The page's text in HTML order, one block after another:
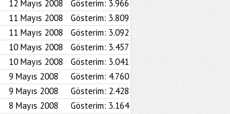
12 Mayıs 2008 Gösterim: 3.966
11 Mayıs 2008 Gösterim: 3.809
11 Mayıs 2008 Gösterim: 3.092
10 Mayıs 2008 Gösterim: 3.457
10 Mayıs 2008 Gösterim: 3.041
9 Mayıs 2008 Gösterim: 4.760
9 Mayıs 2008 Gösterim: 2.428
8 Mayıs 2008 Gösterim: 3.164